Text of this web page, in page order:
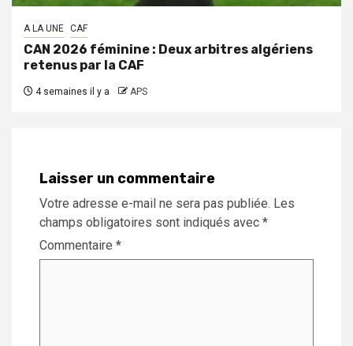
A LA UNE CAF
CAN 2026 féminine : Deux arbitres algériens
retenus par la CAF
4 semaines il y a APS
Laisser un commentaire
Votre adresse e-mail ne sera pas publiée. Les
champs obligatoires sont indiqués avec *
Commentaire *